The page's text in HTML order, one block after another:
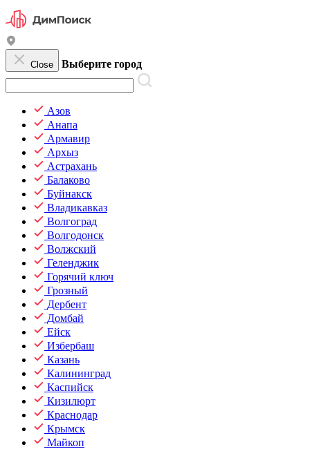
Close Выберите город
Азов
Анапа
Армавир
Архыз
Астрахань
Балаково
Буйнакск
Владикавказ
Волгоград
Волгодонск
Волжский
Геленджик
Горячий ключ
Грозный
Дербент
Домбай
Ейск
Избербаш
Казань
Калининград
Каспийск
Кизилюрт
Краснодар
Крымск
Майкоп